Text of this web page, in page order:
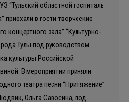
“Тульский областной госпиталь
приехали в гости творческие
концертного зала” “Культурно-
Тулы под руководством
культуры Российской
В мероприятии приняли
театра песни “Притяжение”
Ольга Савосина, под